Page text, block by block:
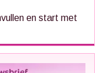
en start met